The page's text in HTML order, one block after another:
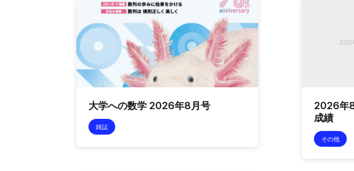
大学への数学 2026年8月号
雑誌
2026年
成績
その他